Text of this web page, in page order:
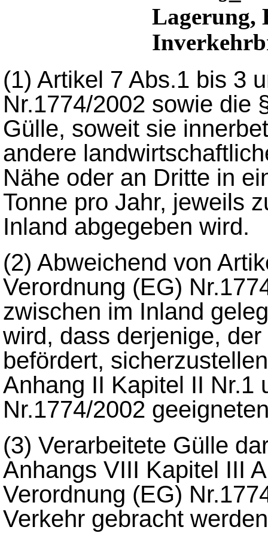
Lagerung,
(1) Artikel 7 Abs.1 bis 3
Nr.1774/2002 sowie die
Gülle, soweit sie
andere
Nähe oder an Dritte in
Tonne pro Jahr, jeweils
Inland abgegeben wird.
(2) Abweichend von
Verordnung (EG)
zwischen im Inland
wird, dass derjenige,
befördert,
Anhang II Kapitel II Nr.1
Nr.1774/2002
(3) Verarbeitete Gülle
Anhangs VIII Kapitel III
Verordnung (EG)
Verkehr gebracht